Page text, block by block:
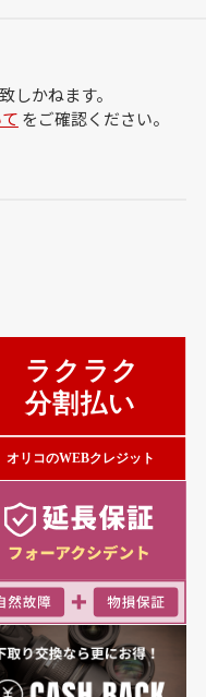
しかねます。
をご確認ください。